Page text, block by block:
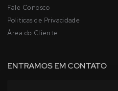
Fale Conosco
Politicas de Privacidade
Área do Cliente
ENTRAMOS EM CONTATO